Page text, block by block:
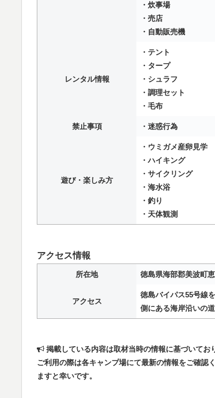
・炊事場
・売店
・自動販売機
レンタル情報
・テント
・タープ
・シュラフ
・調理セット
・毛布
禁止事項 ・迷惑行為
遊び・楽しみ方
・ウミガメ産卵見学
・ハイキング
・サイクリング
・海水浴
・釣り
・天体観測
アクセス情報
所在地 徳島県海部郡美波町
アクセス
徳島バイパス55号線
側にある海岸沿いの
掲載している内容は取材当時の情報に基づいてお
ご利用の際は各キャンプ場にて最新の情報をご確認
ますと幸いです。